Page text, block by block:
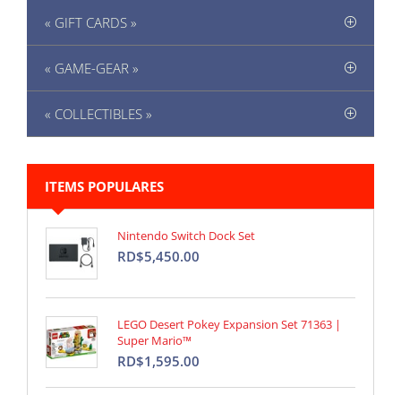
« GIFT CARDS »
« GAME-GEAR »
« COLLECTIBLES »
ITEMS POPULARES
Nintendo Switch Dock Set
RD$5,450.00
LEGO Desert Pokey Expansion Set 71363 |
Super Mario™
RD$1,595.00